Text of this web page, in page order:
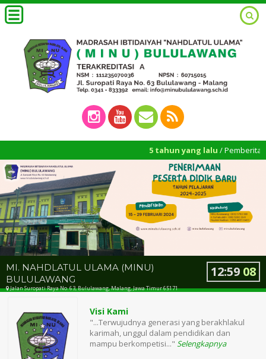
5 tahun yang lalu/ Pemberitahuan
MI. NAHDLATUL ULAMA (MINU)
BULULAWANG
Jalan Suropati Raya No. 63, Bululawang, Malang, Jawa Timur 65171
12:59 09
Visi Kami
"...Terwujudnya generasi yang berakhlakul
karimah, unggul dalam pendidikan dan
mampu berkompetisi..." Selengkapnya